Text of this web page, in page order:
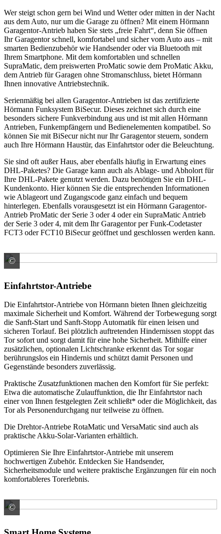
Wer steigt schon gern bei Wind und Wetter oder mitten in der Nacht
aus dem Auto, nur um die Garage zu öffnen? Mit einem Hörmann
Garagentor-Antrieb haben Sie stets „freie Fahrt“, denn Sie öffnen
Ihr Garagentor schnell, komfortabel und sicher vom Auto aus – mit
smarten Bedienzubehör wie Handsender oder via Bluetooth mit
Ihrem Smartphone. Mit dem komfortablen und schnellen
SupraMatic, dem preiswerten ProMatic sowie dem ProMatic Akku,
dem Antrieb für Garagen ohne Stromanschluss, bietet Hörmann
Ihnen innovative Antriebstechnik.
Serienmäßig bei allen Garagentor-Antrieben ist das zertifizierte
Hörmann Funksystem BiSecur. Dieses zeichnet sich durch eine
besonders sichere Funkverbindung aus und ist mit allen Hörmann
Antrieben, Funkempfängern und Bedienelementen kompatibel. So
können Sie mit BiSecur nicht nur Ihr Garagentor steuern, sondern
auch Ihre Hörmann Haustür, das Einfahrtstor oder die Beleuchtung.
Sie sind oft außer Haus, aber ebenfalls häufig in Erwartung eines
DHL-Paketes? Die Garage kann auch als Ablage- und Abholort für
Ihre DHL-Pakete genutzt werden. Dazu benötigen Sie ein DHL-
Kundenkonto. Hier können Sie die entsprechenden Informationen
wie Ablageort und Zugangscode ganz einfach und bequem
hinterlegen. Ebenfalls vorausgesetzt ist ein Hörmann Garagentor-
Antrieb ProMatic der Serie 3 oder 4 oder ein SupraMatic Antrieb
der Serie 3 oder 4, mit dem Ihr Garagentor per Funk-Codetaster
FCT3 oder FCT10 BiSecur geöffnet und geschlossen werden kann.
© HÖRMANN KG Verkaufsgesellschaft
Einfahrtstor-Antriebe
Die Einfahrtstor-Antriebe von Hörmann bieten Ihnen gleichzeitig
maximale Sicherheit und Komfort. Während der Torbewegung sorgt
die Sanft-Start und Sanft-Stopp Automatik für einen leisen und
sicheren Torlauf. Bei plötzlich auftretenden Hindernissen stoppt das
Tor sofort und sorgt damit für eine hohe Sicherheit. Mithilfe einer
zusätzlichen, optionalen Lichtschranke erkennt das Tor sogar
berührungslos ein Hindernis und schützt damit Personen und
Gegenstände besonders zuverlässig.
Praktische Zusatzfunktionen machen den Komfort für Sie perfekt:
Etwa die automatische Zulauffunktion, die Ihr Einfahrtstor nach
einer von Ihnen festgelegten Zeit schließt* oder die Möglichkeit, das
Tor als Personendurchgang nur teilweise zu öffnen.
Die Drehtor-Antriebe RotaMatic und VersaMatic sind auch als
praktische Akku-Solar-Varianten erhältlich.
Optimieren Sie Ihre Einfahrtstor-Antriebe mit unserem
hochwertigen Zubehör. Entdecken Sie Handsender,
Sicherheitsmodule und weitere praktische Ergänzungen für ein noch
komfortableres Torerlebnis.
© HÖRMANN KG Verkaufsgesellschaft